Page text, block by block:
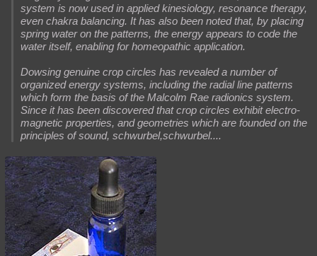
system is now used in applied kinesiology, resonance therapy,
even chakra balancing. It has also been noted that, by placing
spring water on the patterns, the energy appears to code the
water itself, enabling for homeopathic application.
Dowsing genuine crop circles has revealed a number of
organized energy systems, including the radial line patterns
which form the basis of the Malcolm Rae radionics system.
Since it has been discovered that crop circles exhibit electro-
magnetic properties, and geometries which are founded on the
principles of sound, schwurbel,schwurbel....